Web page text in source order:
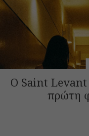
Ο Saint Levant
πρώτη